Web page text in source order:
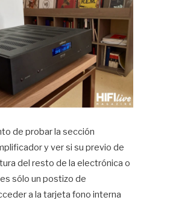
de probar la sección
y ver si su previo de
del resto de la electrónica o
sólo un postizo de
a la tarjeta fono interna